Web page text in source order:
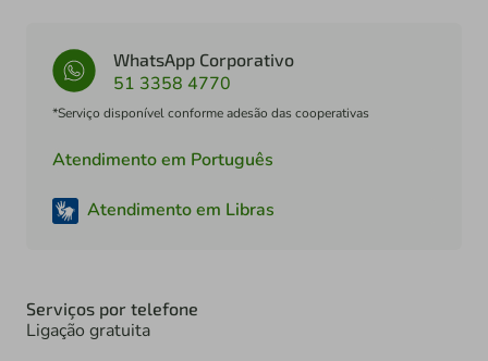
WhatsApp Corporativo
51 3358 4770
*Serviço disponível conforme adesão das cooperativas
Atendimento em Português
Atendimento em Libras
Serviços por telefone
Ligação gratuita